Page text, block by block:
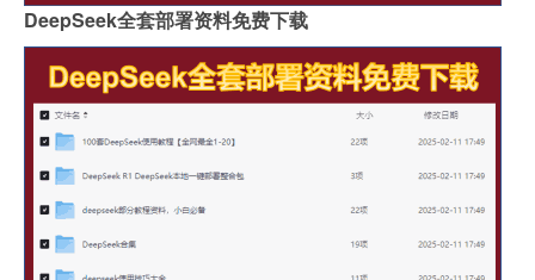
DeepSeek全套部署资料免费下载